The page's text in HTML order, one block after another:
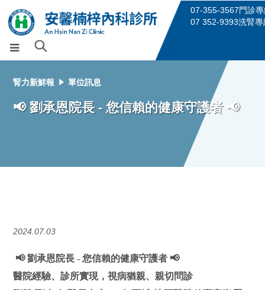
07-355-3567門診
07 352-9393洗腎專
腎力新鮮報 單位訊息
📢 劉承恩院長 - 您信賴的健康守護者 📢
2024.07.03
📢 劉承恩院長 - 您信賴的健康守護者 📢
醫院經驗、診所實現，視病猶親、親切問診